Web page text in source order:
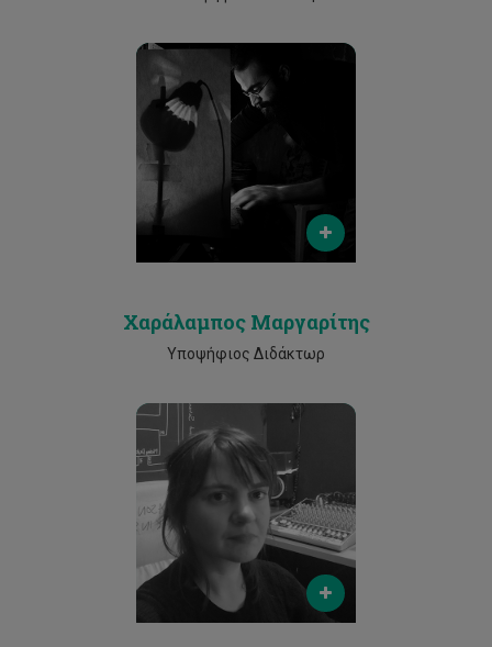
Email
animattikon@gmail.com
Phone
Χαράλαμπος Μαργαρίτης
Υποψήφιος Διδάκτωρ
Email
info@jennypickett.art
Phone
25002530